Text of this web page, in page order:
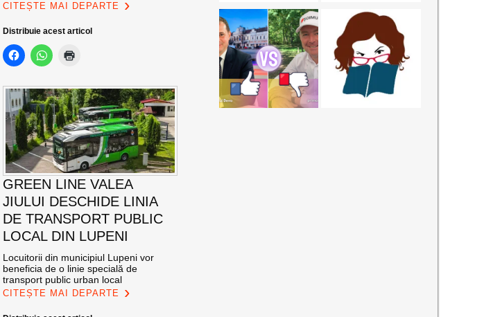
CITEȘTE MAI DEPARTE
Distribuie acest articol
GREEN LINE VALEA
JIULUI DESCHIDE LINIA
DE TRANSPORT PUBLIC
LOCAL DIN LUPENI
Locuitorii din municipiul Lupeni vor
beneficia de o linie specială de
transport public urban local
CITEȘTE MAI DEPARTE